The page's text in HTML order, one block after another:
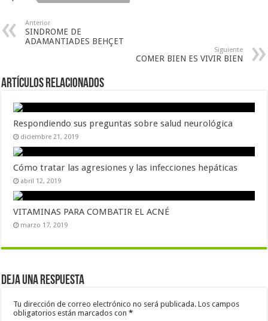
Anterior
SINDROME DE
ADAMANTIADES BEHÇET
Siguiente
COMER BIEN ES VIVIR BIEN
Artículos Relacionados
Respondiendo sus preguntas sobre salud neurológica
diciembre 21, 2019
Cómo tratar las agresiones y las infecciones hepáticas
abril 12, 2019
VITAMINAS PARA COMBATIR EL ACNÉ
marzo 17, 2019
Deja una respuesta
Tu dirección de correo electrónico no será publicada. Los campos
obligatorios están marcados con*